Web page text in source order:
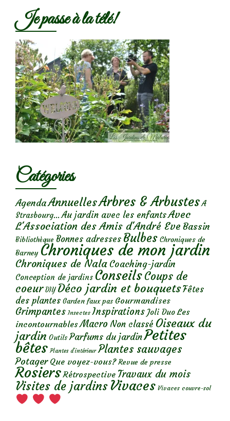
Je passe à la télé!
Catégories
AgendaAnnuellesArbres & Arbustes A
Strasbourg... Au jardin avec les enfantsAvec
L'Association des Amis d'André Eve Bassin
Bibliothèque Bonnes adresses Bulbes Chroniques de
Barney Chroniques de mon jardin
Chroniques de Nala Coaching-jardin
Conception de jardins ConseilsCoups de
coeur DIY Déco jardin et bouquetsFêtes
des plantes Garden faux pas Gourmandises
Grimpantes Insectes Inspirations Joli Duo Les
incontournables Macro Non classé Oiseaux du
jardin Outils Parfums du jardinPetites
bêtes Plantes d’intérieur Plantes sauvages
Potager Que voyez-vous? Revue de presse
Rosiers Rétrospective Travaux du mois
Visites de jardins Vivaces Vivaces couvre-sol